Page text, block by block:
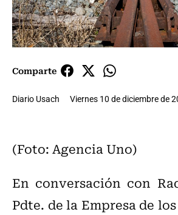
Comparte
Diario Usach Viernes 10 de diciembre de
(Foto: Agencia Uno)
En conversación con
Pdte. de la Empresa de